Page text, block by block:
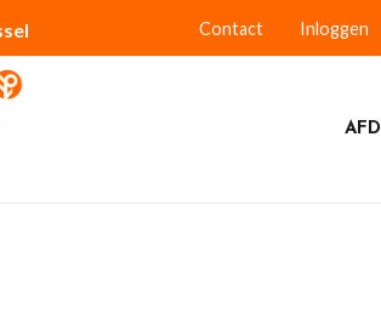
Contact Inloggen